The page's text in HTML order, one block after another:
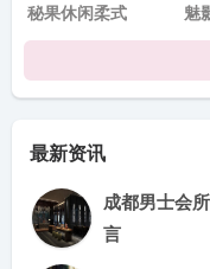
秘果休闲柔式 魅
最新资讯
成都男士会
言